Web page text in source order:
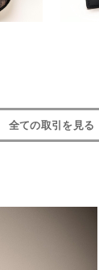
全ての取引を見る